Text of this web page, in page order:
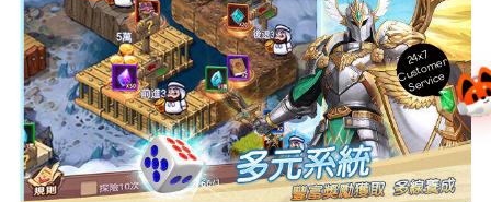
24x7
C
ust
o
m
er
S
ervi
c
e